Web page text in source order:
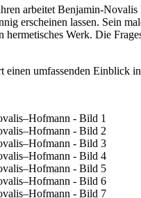
arbeitet Benjamin-
erscheinen lassen. Sein
hermetisches Werk. Die
einen umfassenden Einblick